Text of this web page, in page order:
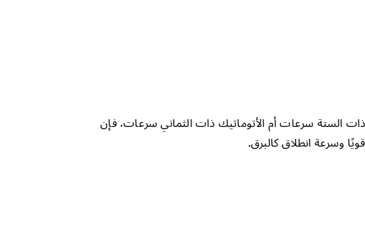
الستة سرعات أم الأتوماتيك ذات الثماني سرعات، فإن
وسرعة انطلاق كالبرق.